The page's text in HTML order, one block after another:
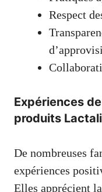
Respect
Expériences
produits
De nombreuses
expériences
Elles apprécient